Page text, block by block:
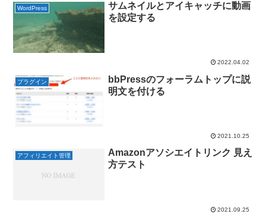
WordPress
サムネイルとアイキャッチに動画
を設定する
2022.04.02
プラグイン
bbPressのフォーラムトップに説
明文を付ける
2021.10.25
アフィリエイト管理
Amazonアソシエイトリンク 見え
方テスト
2021.09.25